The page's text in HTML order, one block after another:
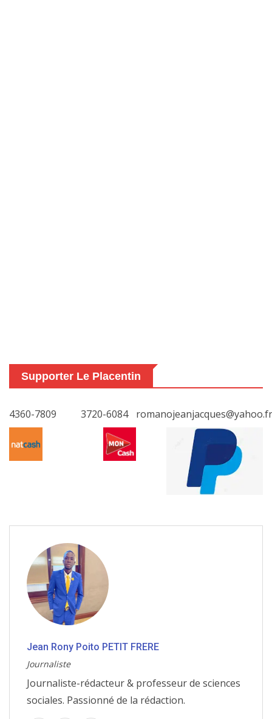
Supporter Le Placentin
4360-7809 3720-6084 romanojeanjacques@yahoo.fr
Jean Rony Poito PETIT FRERE
Journaliste
Journaliste-rédacteur & professeur de sciences
sociales. Passionné de la rédaction.